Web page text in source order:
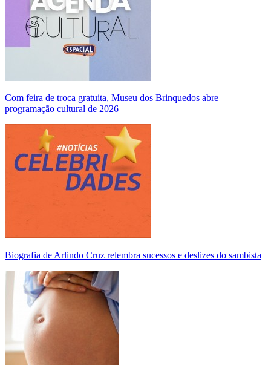
Com feira de troca gratuita, Museu dos Brinquedos abre
programação cultural de 2026
Biografia de Arlindo Cruz relembra sucessos e deslizes do sambista